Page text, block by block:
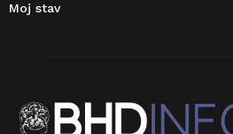
Moj stav